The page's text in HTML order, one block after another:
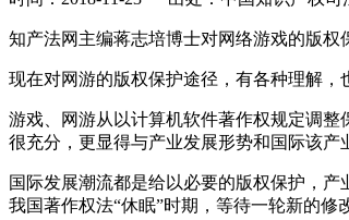
知产法网主编蒋志培博士对网络游戏的版权
现在对网游的版权保护途径，有各种理解，
游戏、网游从以计算机软件著作权规定调
很充分，更显得与产业发展形势和国际该产
国际发展潮流都是给以必要的版权保护，
我国著作权法“休眠”时期，等待一轮新的修